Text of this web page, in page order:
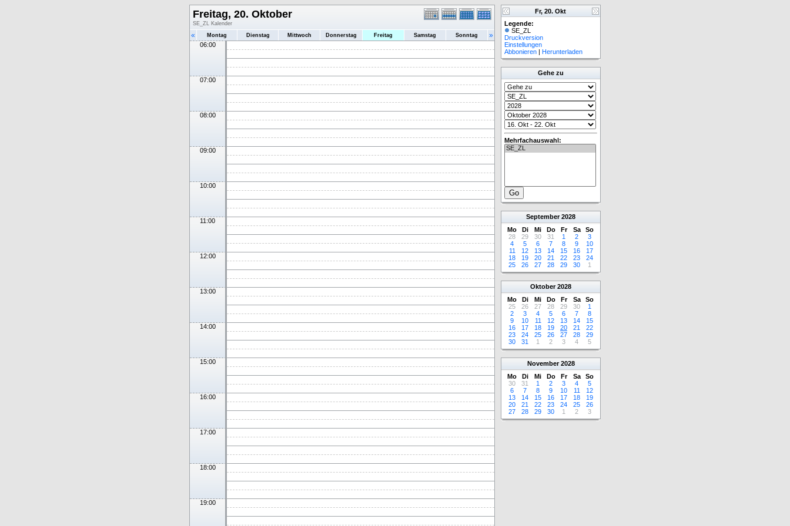
Freitag, 20. Oktober
SE_ZL Kalender
« Montag Dienstag Mittwoch Donnerstag Freitag Samstag Sonntag »
06:00
07:00
08:00
09:00
10:00
11:00
12:00
13:00
14:00
15:00
16:00
17:00
18:00
19:00
Fr, 20. Okt
Legende:
SE_ZL
Druckversion
Einstellungen
Abbonieren | Herunterladen
Gehe zu
Mehrfachauswahl:
September 2028
Mo
Di Mi Do Fr Sa
So
28
29 30 31 1 2
3
4
5 6 7 8 9
10
11
12 13 14 15 16
17
18
19 20 21 22 23
24
25
26 27 28 29 30 1
Oktober 2028
Mo
Di Mi Do Fr Sa
So
25
26 27 28 29 30
1
2
3 4 5 6 7
8
9
10 11 12 13 14
15
16
17 18 19 20 21
22
23
24 25 26 27 28
29
30
31 1 2 3 4 5
November 2028
Mo
Di Mi Do Fr Sa
So
30
31 1 2 3 4
5
6
7 8 9 10 11
12
13
14 15 16 17 18
19
20
21 22 23 24 25
26
27
28 29 30 1 2 3